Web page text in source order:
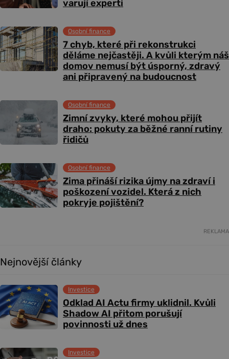
varují experti
7 chyb, které při rekonstrukci
děláme nejčastěji. A kvůli kterým náš
domov nemusí být úsporný, zdravý
ani připravený na budoucnost
Osobní finance
Zimní zvyky, které mohou přijít
draho: pokuty za běžné ranní rutiny
řidičů
Osobní finance
Zima přináší rizika újmy na zdraví i
poškození vozidel. Která z nich
pokryje pojištění?
Osobní finance
REKLAMA
Nejnovější články
Odklad AI Actu firmy uklidnil. Kvůli
Shadow AI přitom porušují
povinnosti už dnes
Investice
Investice